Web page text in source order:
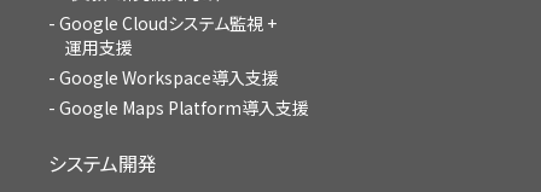
Google Cloudシステム監視 +
運用支援
Google Workspace導入支援
Google Maps Platform導入支援
システム開発